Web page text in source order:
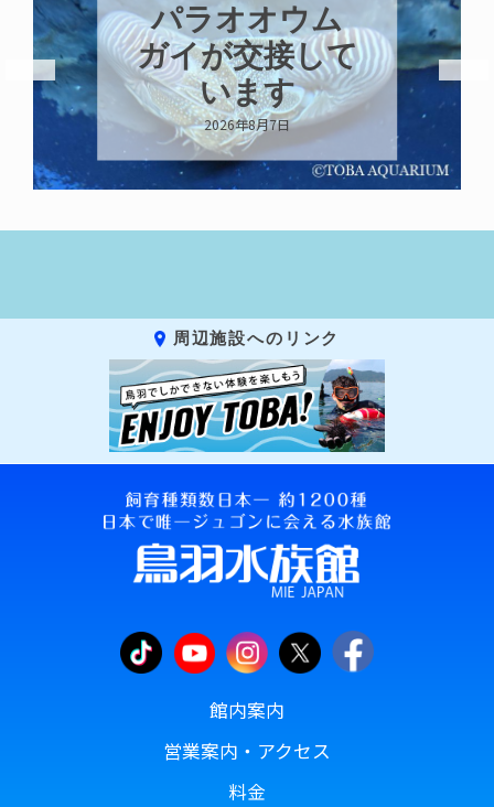
パラオオウム
ガイが交接して
います
2026年8月7日
周辺施設へのリンク
館内案内
営業案内・アクセス
料金